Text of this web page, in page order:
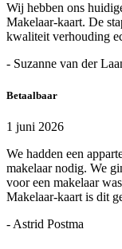
Wij hebben ons
Makelaar-kaart. De
kwaliteit verhouding
- Suzanne van der
Betaalbaar
1 juni 2026
We hadden een
makelaar nodig. We
voor een makelaar
Makelaar-kaart is dit
- Astrid Postma